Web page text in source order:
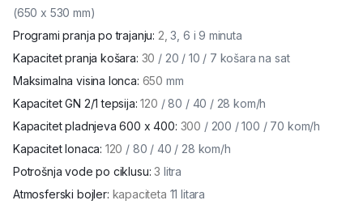
(650 x 530 mm)
Programi pranja po trajanju: 2, 3, 6 i 9 minuta
Kapacitet pranja košara: 30 / 20 / 10 / 7 košara na sat
Maksimalna visina lonca: 650 mm
Kapacitet GN 2/1 tepsija: 120 / 80 / 40 / 28 kom/h
Kapacitet pladnjeva 600 x 400: 300 / 200 / 100 / 70 kom/h
Kapacitet lonaca: 120 / 80 / 40 / 28 kom/h
Potrošnja vode po ciklusu: 3 litra
Atmosferski bojler: kapaciteta 11 litara